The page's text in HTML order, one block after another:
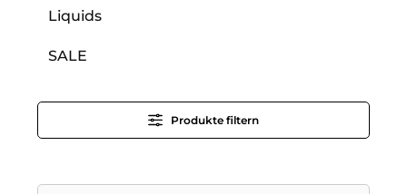
Liquids
SALE
Produkte filtern